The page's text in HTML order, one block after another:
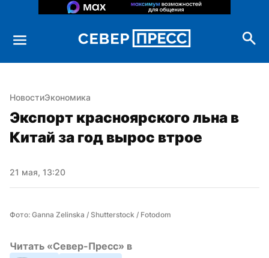
НовостиЭкономика
Экспорт красноярского льна в
Китай за год вырос втрое
21 мая, 13:20
Фото: Ganna Zelinska / Shutterstock / Fotodom
Читать «Север-Пресс» в